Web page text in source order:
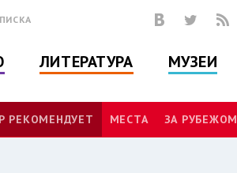
ЛИТЕРАТУРА МУЗЕИ
РЕКОМЕНДУЕТ МЕСТА ЗА РУБЕЖОМ